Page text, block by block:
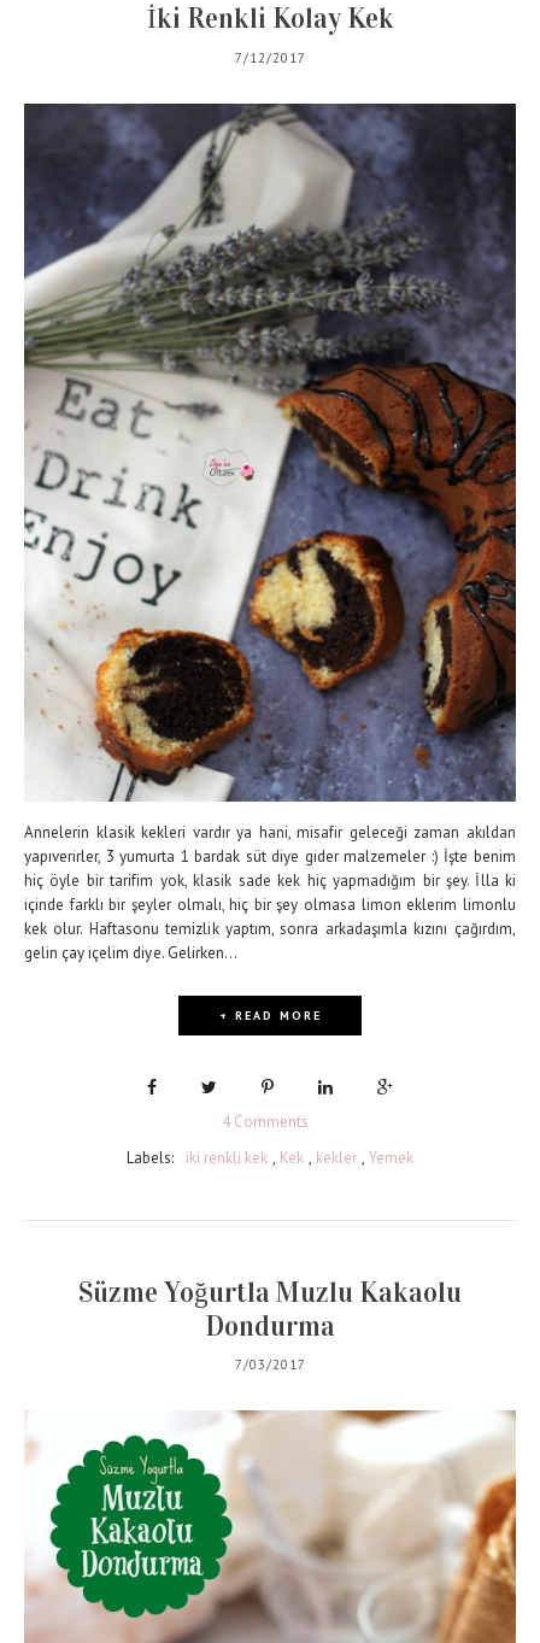
İki Renkli Kolay Kek
7/12/2017
Annelerin klasik kekleri vardır ya hani, misafir geleceği zaman akıldan
yapıverirler, 3 yumurta 1 bardak süt diye gider malzemeler :) İşte benim
hiç öyle bir tarifim yok, klasik sade kek hiç yapmadığım bir şey. İlla ki
içinde farklı bir şeyler olmalı, hiç bir şey olmasa limon eklerim limonlu
kek olur. Haftasonu temizlik yaptım, sonra arkadaşımla kızını çağırdım,
gelin çay içelim diye. Gelirken...
+ READ MORE
4 Comments
Labels:
iki renkli kek , Kek , kekler , Yemek
Süzme Yoğurtla Muzlu Kakaolu
Dondurma
7/03/2017